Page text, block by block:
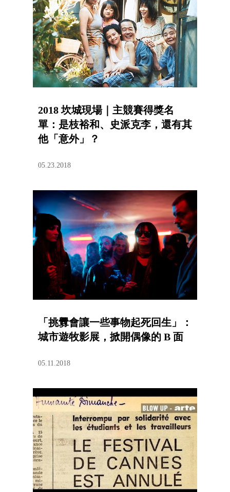
2018 坎城現場｜主競賽得獎名
單：是枝裕和、史派克李，還有其
他「意外」？
05.23.2018
「挑釁會讓一些事物起死回生」：
城市遊牧影展，掀開偶像的 B 面
05.11.2018